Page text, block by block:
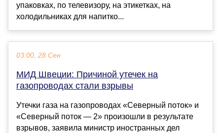
упаковках, по телевизору, на этикетках, на
холодильниках для напитко...
03:00, 28 Сен
МИД Швеции: Причиной утечек на
газопроводах стали взрывы
Утечки газа на газопроводах «Северный поток» и
«Северный поток — 2» произошли в результате
взрывов, заявила министр иностранных дел